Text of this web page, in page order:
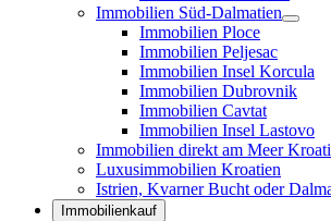
Immobilien Süd-Dalmatien
Immobilien Ploce
Immobilien Peljesac
Immobilien Insel Korcula
Immobilien Dubrovnik
Immobilien Cavtat
Immobilien Insel Lastovo
Immobilien direkt am Meer
Luxusimmobilien Kroatien
Istrien, Kvarner Bucht oder
Immobilienkauf